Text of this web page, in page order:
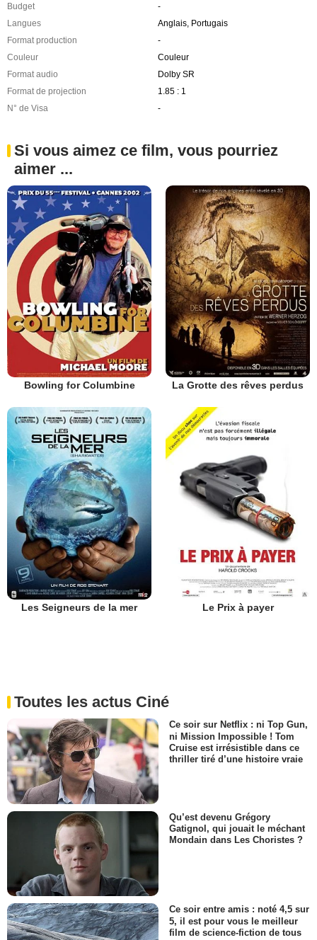
Budget
-
Langues
Anglais, Portugais
Format production
-
Couleur
Couleur
Format audio
Dolby SR
Format de projection
1.85 : 1
N° de Visa
-
Si vous aimez ce film, vous pourriez
aimer ...
Bowling for Columbine La Grotte des rêves perdus
Les Seigneurs de la mer Le Prix à payer
Toutes les actus Ciné
Ce soir sur Netflix : ni Top Gun,
ni Mission Impossible ! Tom
Cruise est irrésistible dans ce
thriller tiré d’une histoire vraie
Qu’est devenu Grégory
Gatignol, qui jouait le méchant
Mondain dans Les Choristes ?
Ce soir entre amis : noté 4,5 sur
5, il est pour vous le meilleur
film de science-fiction de tous